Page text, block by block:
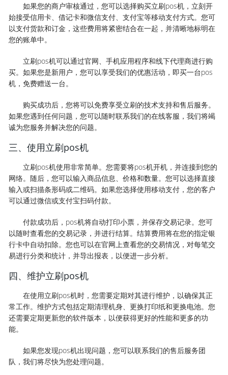
如果您的商户审核通过，您可以选择购买立刷pos机，立刻开
始接受信用卡、借记卡和微信支付、支付宝等移动支付方式。您可
以支付货款和订金，这些费用将紧密结合在一起，并清晰地标明在
您的账单中。
立刷pos机可以通过官网、手机应用程序和线下代理商进行购
买。如果您是新用户，您可以享受我们的优惠活动，即买一台pos
机，免费赠送一台。
购买成功后，您将可以免费享受立刷的技术支持和售后服务。
如果您遇到任何问题，您可以随时联系我们的在线客服，我们将竭
诚为您服务并解决您的问题。
三、使用立刷pos机
立刷pos机使用非常简单。您需要将pos机开机，并连接到您的
网络。随后，您可以输入商品信息、价格和数量。您可以选择直接
输入或扫描条形码或二维码。如果您选择使用移动支付，您的客户
可以通过微信或支付宝扫码付款。
付款成功后，pos机将自动打印小票，并保存交易记录。您可
以随时查看您的交易记录，并进行结算。结算费用将在您的指定银
行卡中自动扣除。您也可以在官网上查看您的交易情况，对每笔交
易进行分类和统计，并导出报表，以便进一步分析。
四、维护立刷pos机
在使用立刷pos机时，您需要定期对其进行维护，以确保其正
常工作。维护方式包括定期清理机身、更换打印纸和更换电池。您
还需要定期更新您的软件版本，以便获得更好的性能和更多的功
能。
如果您发现pos机出现问题，您可以联系我们的售后服务团
队，我们将尽快为您处理问题。